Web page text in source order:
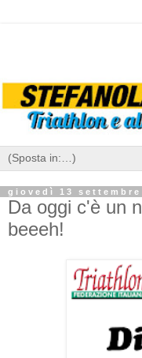
giovedì 13 settembre
Da oggi c'è un
beeeh!